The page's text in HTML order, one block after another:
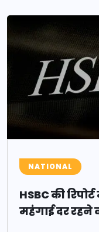
NATIONAL
HSBC की
महंगाई दर